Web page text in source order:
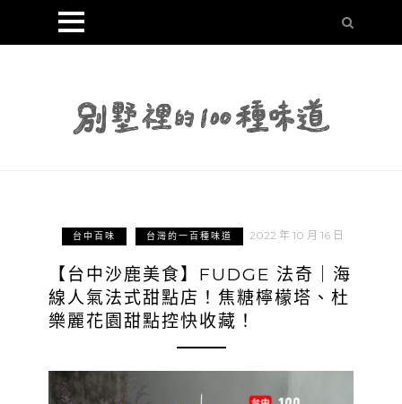
台中百味 台灣的一百種味道 2022 年 10 月 16 日
【台中沙鹿美食】FUDGE 法奇｜海
線人氣法式甜點店！焦糖檸檬塔、杜
樂麗花園甜點控快收藏！